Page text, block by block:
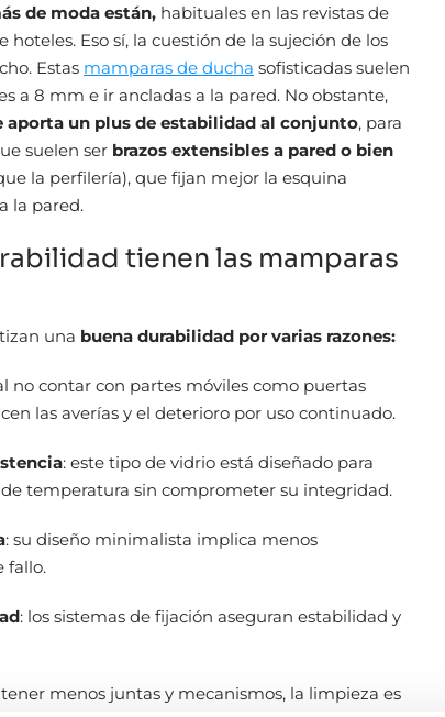
de moda están, habituales en las revistas de
Eso sí, la cuestión de la sujeción de los
Estas mamparas de ducha sofisticadas suelen
a 8 mm e ir ancladas a la pared. No obstante,
aporta un plus de estabilidad al conjunto, para
suelen ser brazos extensibles a pared o bien
la perfilería), que fijan mejor la esquina
la pared.
tienen las mamparas
una buena durabilidad por varias razones:
no contar con partes móviles como puertas
las averías y el deterioro por uso continuado.
: este tipo de vidrio está diseñado para
temperatura sin comprometer su integridad.
: su diseño minimalista implica menos
fallo.
: los sistemas de fijación aseguran estabilidad y
tener menos juntas y mecanismos, la limpieza es